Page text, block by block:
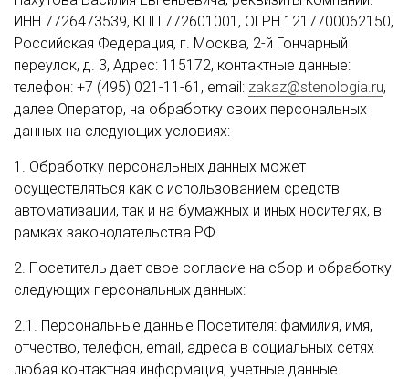
ИНН 7726473539, КПП 772601001, ОГРН 1217700062150,
Российская Федерация, г. Москва, 2-й Гончарный
переулок, д. 3, Адрес: 115172, контактные данные:
телефон: +7 (495) 021-11-61, email: zakaz@stenologia.ru,
далее Оператор, на обработку своих персональных
данных на следующих условиях:
1. Обработку персональных данных может
осуществляться как с использованием средств
автоматизации, так и на бумажных и иных носителях, в
рамках законодательства РФ.
2. Посетитель дает свое согласие на сбор и обработку
следующих персональных данных:
2.1. Персональные данные Посетителя: фамилия, имя,
отчество, телефон, email, адреса в социальных сетях
любая контактная информация, учетные данные